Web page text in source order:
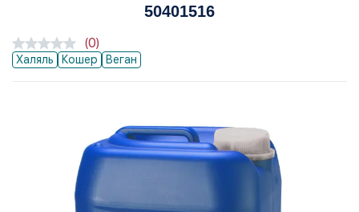
50401516
Халяль Кошер Веган
(0)